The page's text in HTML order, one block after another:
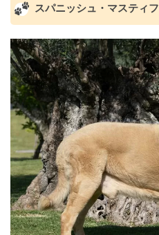
スパニッシュ・マスティフ